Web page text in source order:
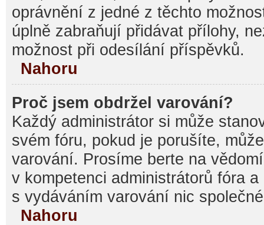
oprávnění z jedné z těchto
úplně zabraňují přidávat přílohy,
možnost při odesílání příspěvků.
Nahoru
Proč jsem obdržel varování?
Každý administrátor si může
svém fóru, pokud je porušíte,
varování. Prosíme berte na
v kompetenci administrátorů fóra
s vydáváním varování nic
Nahoru